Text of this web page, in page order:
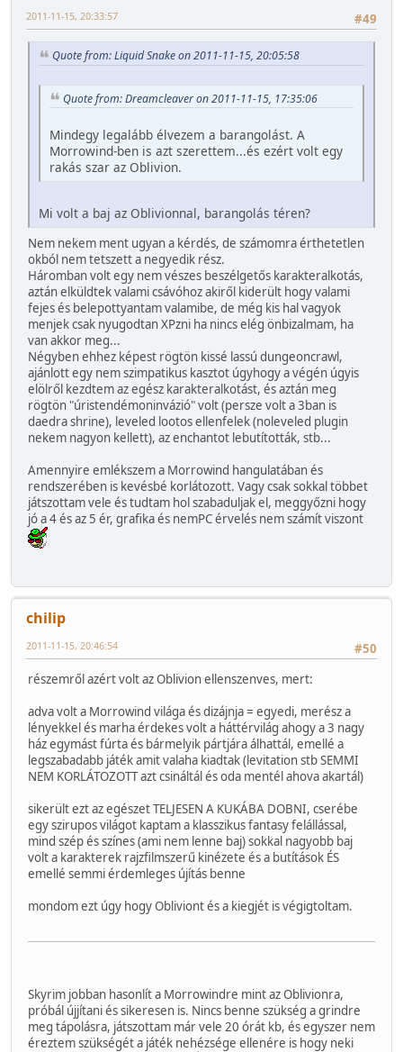
#49
2011-11-15, 20:33:57
Quote from: Liquid Snake on 2011-11-15, 20:05:58
Quote from: Dreamcleaver on 2011-11-15, 17:35:06
Mindegy legalább élvezem a barangolást. A
Morrowind-ben is azt szerettem...és ezért volt egy
rakás szar az Oblivion.
Mi volt a baj az Oblivionnal, barangolás téren?
Nem nekem ment ugyan a kérdés, de számomra érthetetlen
okból nem tetszett a negyedik rész.
Háromban volt egy nem vészes beszélgetős karakteralkotás,
aztán elküldtek valami csávóhoz akiről kiderült hogy valami
fejes és belepottyantam valamibe, de még kis hal vagyok
menjek csak nyugodtan XPzni ha nincs elég önbizalmam, ha
van akkor meg...
Négyben ehhez képest rögtön kissé lassú dungeoncrawl,
ajánlott egy nem szimpatikus kasztot úgyhogy a végén úgyis
elölről kezdtem az egész karakteralkotást, és aztán meg
rögtön "úristendémoninvázió" volt (persze volt a 3ban is
daedra shrine), leveled lootos ellenfelek (noleveled plugin
nekem nagyon kellett), az enchantot lebutították, stb...
Amennyire emlékszem a Morrowind hangulatában és
rendszerében is kevésbé korlátozott. Vagy csak sokkal többet
játszottam vele és tudtam hol szabaduljak el, meggyőzni hogy
jó a 4 és az 5 ér, grafika és nemPC érvelés nem számít viszont
chilip
#50
2011-11-15, 20:46:54
részemről azért volt az Oblivion ellenszenves, mert:
adva volt a Morrowind világa és dizájnja = egyedi, merész a
lényekkel és marha érdekes volt a háttérvilág ahogy a 3 nagy
ház egymást fúrta és bármelyik pártjára álhattál, emellé a
legszabadabb játék amit valaha kiadtak (levitation stb SEMMI
NEM KORLÁTOZOTT azt csináltál és oda mentél ahova akartál)
sikerült ezt az egészet TELJESEN A KUKÁBA DOBNI, cserébe
egy szirupos világot kaptam a klasszikus fantasy felállással,
mind szép és színes (ami nem lenne baj) sokkal nagyobb baj
volt a karakterek rajzfilmszerű kinézete és a butítások ÉS
emellé semmi érdemleges újítás benne
mondom ezt úgy hogy Obliviont és a kiegjét is végigtoltam.
Skyrim jobban hasonlít a Morrowindre mint az Oblivionra,
próbál újjítani és sikeresen is. Nincs benne szükség a grindre
meg tápolásra, játszottam már vele 20 órát kb, és egyszer nem
éreztem szükségét a játék nehézsége ellenére is hogy neki